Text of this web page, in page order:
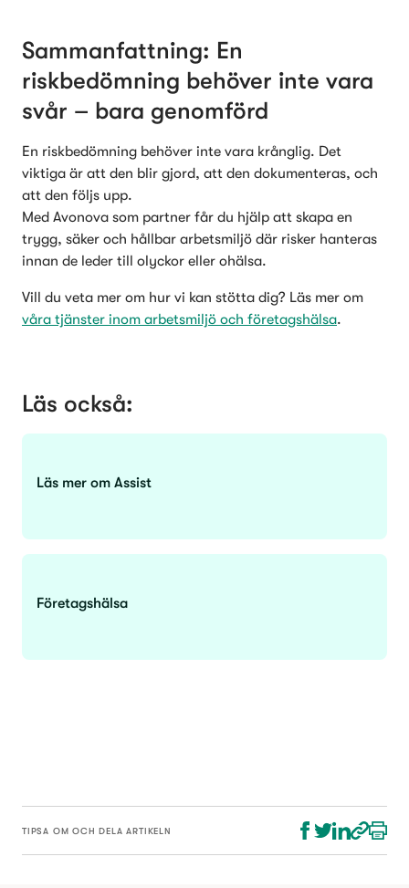
Sammanfattning: En
riskbedömning behöver inte vara
svår – bara genomförd
En riskbedömning behöver inte vara krånglig. Det
viktiga är att den blir gjord, att den dokumenteras, och
att den följs upp.
Med Avonova som partner får du hjälp att skapa en
trygg, säker och hållbar arbetsmiljö där risker hanteras
innan de leder till olyckor eller ohälsa.
våra tjänster inom arbetsmiljö och företagshälsa.
Läs också:
Läs mer om Assist
Företagshälsa
TIPSA OM OCH DELA ARTIKELN